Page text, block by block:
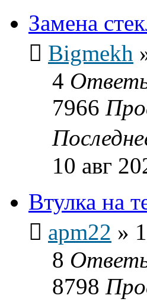
Замена
Bigmekh
4
7966
10 авг
Втулка на
apm22 »
8
8798